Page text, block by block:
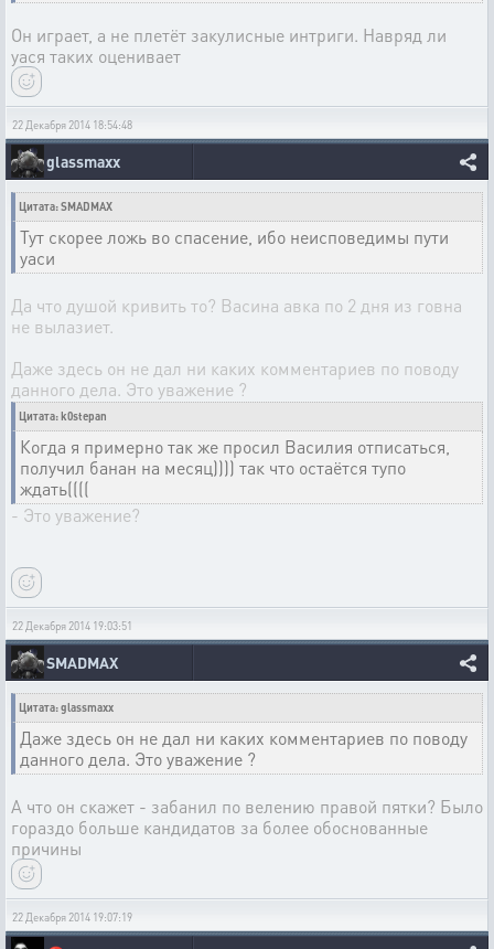
Он играет, а не плетёт закулисные интриги. Навряд ли
уася таких оценивает
22 Декабря 2014 18:54:48
glassmaxx
Цитата: SMADMAX
Тут скорее ложь во спасение, ибо неисповедимы пути
уаси
Да что душой кривить то? Васина авка по 2 дня из говна
не вылазиет.
Даже здесь он не дал ни каких комментариев по поводу
данного дела. Это уважение ?
Цитата: k0stepan
Когда я примерно так же просил Василия отписаться,
получил банан на месяц)))) так что остаётся тупо
ждать((((
- Это уважение?
22 Декабря 2014 19:03:51
SMADMAX
Цитата: glassmaxx
Даже здесь он не дал ни каких комментариев по поводу
данного дела. Это уважение ?
А что он скажет - забанил по велению правой пятки? Было
гораздо больше кандидатов за более обоснованные
причины
22 Декабря 2014 19:07:19